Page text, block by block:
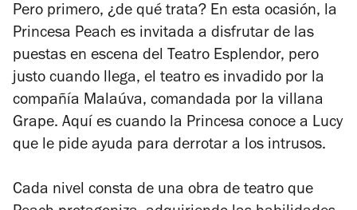
Pero primero, ¿de qué trata? En esta ocasión, la
Princesa Peach es invitada a disfrutar de las
puestas en escena del Teatro Esplendor, pero
justo cuando llega, el teatro es invadido por la
compañía Malaúva, comandada por la villana
Grape. Aquí es cuando la Princesa conoce a Lucy
que le pide ayuda para derrotar a los intrusos.
Cada nivel consta de una obra de teatro que